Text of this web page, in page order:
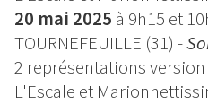
20 mai 2025 à 9h15 et
TOURNEFEUILLE (31) -
2 représentations
L'Escale et